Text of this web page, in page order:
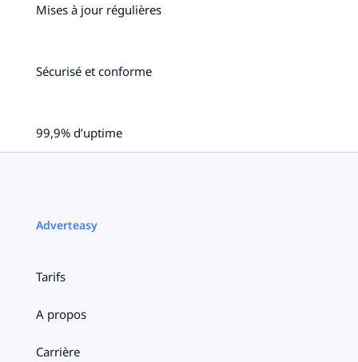
Mises à jour régulières
Sécurisé et conforme
99,9% d’uptime
Adverteasy
Tarifs
A propos
Carrière